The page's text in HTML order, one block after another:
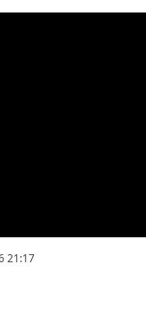
21:17